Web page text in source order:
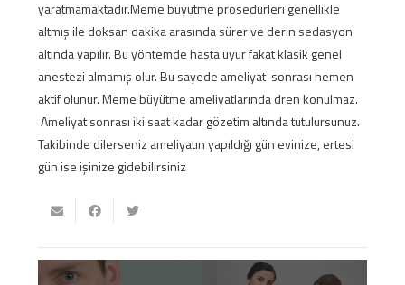
yaratmamaktadır.Meme büyütme prosedürleri genellikle
altmış ile doksan dakika arasında sürer ve derin sedasyon
altında yapılır. Bu yöntemde hasta uyur fakat klasik genel
anestezi almamış olur. Bu sayede ameliyat sonrası hemen
aktif olunur. Meme büyütme ameliyatlarında dren konulmaz.
Ameliyat sonrası iki saat kadar gözetim altında tutulursunuz.
Takibinde dilerseniz ameliyatın yapıldığı gün evinize, ertesi
gün ise işinize gidebilirsiniz